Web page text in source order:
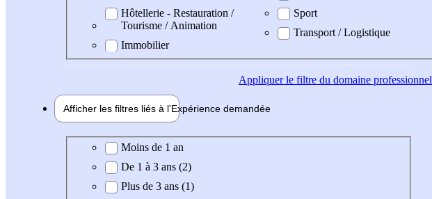
Hôtellerie - Restauration /
Tourisme / Animation
Immobilier
Sport
Transport / Logistique
Appliquerle filtre du domaine professionnel
Afficher les filtres liés à l'Expérience demandée
Expérience demandée
Moins de 1 an
De 1 à 3 ans (2)
Plus de 3 ans (1)